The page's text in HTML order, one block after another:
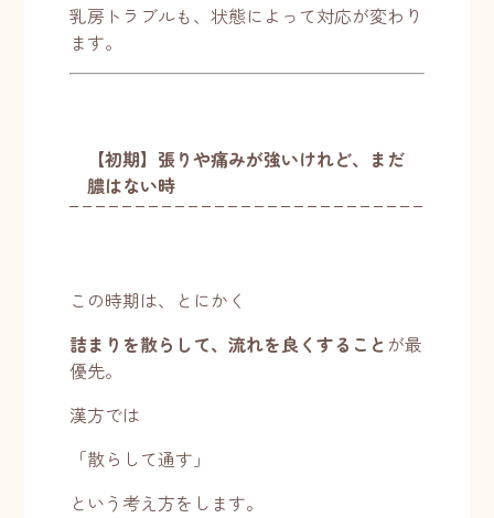
乳房トラブルも、状態によって対応が変わり
ます。
【初期】張りや痛みが強いけれど、まだ
膿はない時
この時期は、とにかく
詰まりを散らして、流れを良くすること が最
優先。
漢方では
「散らして通す」
という考え方をします。